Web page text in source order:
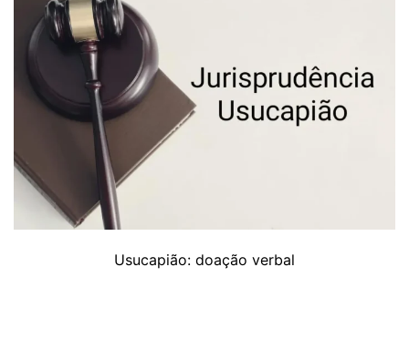
Usucapião: doação verbal